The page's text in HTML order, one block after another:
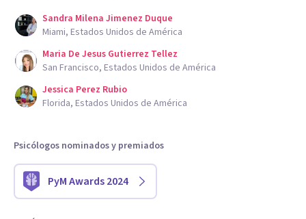
Sandra Milena Jimenez Duque
Miami, Estados Unidos de América
Maria De Jesus Gutierrez Tellez
San Francisco, Estados Unidos de América
Jessica Perez Rubio
Florida, Estados Unidos de América
Psicólogos nominados y premiados
PyM Awards 2024